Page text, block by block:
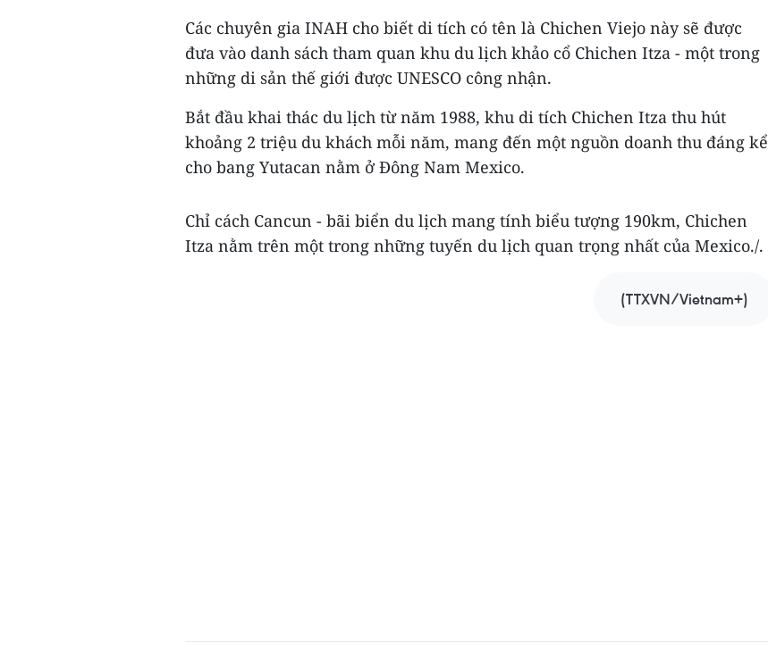
Các chuyên gia INAH cho biết di tích có tên là Chichen Viejo này sẽ được
đưa vào danh sách tham quan khu du lịch khảo cổ Chichen Itza - một trong
những di sản thế giới được UNESCO công nhận.
Bắt đầu khai thác du lịch từ năm 1988, khu di tích Chichen Itza thu hút
khoảng 2 triệu du khách mỗi năm, mang đến một nguồn doanh thu đáng kể
cho bang Yutacan nằm ở Đông Nam Mexico.
Chỉ cách Cancun - bãi biển du lịch mang tính biểu tượng 190km, Chichen
Itza nằm trên một trong những tuyến du lịch quan trọng nhất của Mexico./.
(TTXVN/Vietnam+)